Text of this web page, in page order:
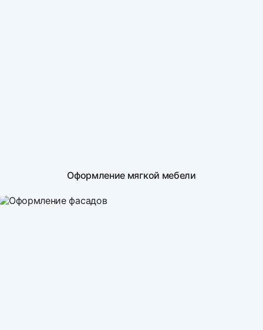
Оформление мягкой мебели